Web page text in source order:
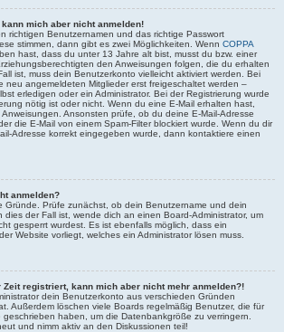
mich aber nicht anmelden!
richtigen Benutzernamen und das richtige Passwort
stimmen, dann gibt es zwei Möglichkeiten. Wenn COPPA
hast, dass du unter 13 Jahre alt bist, musst du bzw. einer
den Anweisungen folgen, die du erhalten
ist, muss dein Benutzerkonto vielleicht aktiviert werden. Bei
neu angemeldeten Mitglieder erst freigeschaltet werden –
erledigen oder ein Administrator. Bei der Registrierung wurde
nötig ist oder nicht. Wenn du eine E-Mail erhalten hast,
Ansonsten prüfe, ob du deine E-Mail-Adresse
die E-Mail von einem Spam-Filter blockiert wurde. Wenn du dir
Adresse korrekt eingegeben wurde, dann kontaktiere einen
anmelden?
Gründe. Prüfe zunächst, ob dein Benutzername und dein
dies der Fall ist, wende dich an einen Board-Administrator, um
gesperrt wurdest. Es ist ebenfalls möglich, dass ein
Website vorliegt, welches ein Administrator lösen muss.
registriert, kann mich aber nicht mehr anmelden?!
dein Benutzerkonto aus verschieden Gründen
Außerdem löschen viele Boards regelmäßig Benutzer, die für
haben, um die Datenbankgröße zu verringern.
und nimm aktiv an den Diskussionen teil!